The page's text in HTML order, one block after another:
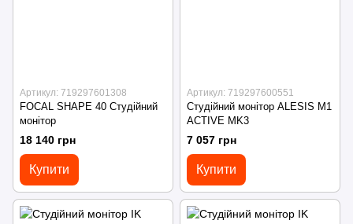
Артикул: 719297601308
FOCAL SHAPE 40 Студійний
монітор
18 140 грн
Купити
Артикул: 719297600551
Студійний монітор ALESIS M1
ACTIVE MK3
7 057 грн
Купити